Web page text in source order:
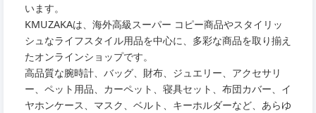
います。
KMUZAKAは、海外高級スーパー コピー商品やスタイリッ
シュなライフスタイル用品を中心に、多彩な商品を取り揃え
たオンラインショップです。
高品質な腕時計、バッグ、財布、ジュエリー、アクセサリ
ー、ペット用品、カーペット、寝具セット、布団カバー、イ
ヤホンケース、マスク、ベルト、キーホルダーなど、あらゆ